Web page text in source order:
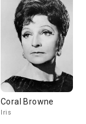
Coral Browne
Iris